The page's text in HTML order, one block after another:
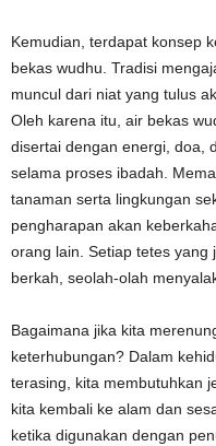
Kemudian, terdapat konsep
bekas wudhu. Tradisi
muncul dari niat yang tulus
Oleh karena itu, air bekas
disertai dengan energi, doa,
selama proses ibadah.
tanaman serta lingkungan
pengharapan akan
orang lain. Setiap tetes yang
berkah, seolah-olah
Bagaimana jika kita
keterhubungan? Dalam
terasing, kita membutuhkan
kita kembali ke alam dan
ketika digunakan dengan